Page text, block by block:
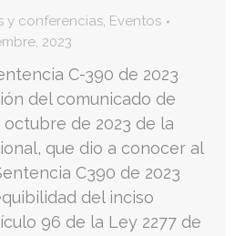
y conferencias, Eventos
2023
C-390 de 2023
del comunicado de
de 2023 de la
que dio a conocer al
C390 de 2023
del inciso
96 de la Ley 2277 de